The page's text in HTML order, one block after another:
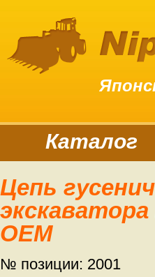
Каталог
Цепь гусеничная (гусеничная лента ) для
экскаватора
OEM
№ позиции: 2001